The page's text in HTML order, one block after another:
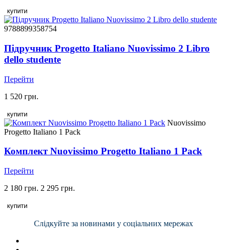
купити
9788899358754
Підручник Progetto Italiano Nuovissimo 2 Libro
dello studente
Перейти
1 520 грн.
купити
Nuovissimo
Progetto Italiano 1 Pack
Комплект Nuovissimo Progetto Italiano 1 Pack
Перейти
2 180 грн. 2 295 грн.
купити
Слідкуйте за новинами у соціальних мережах